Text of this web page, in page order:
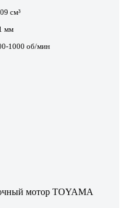
см³
мм
1000 об/мин
мотор TOYAMA